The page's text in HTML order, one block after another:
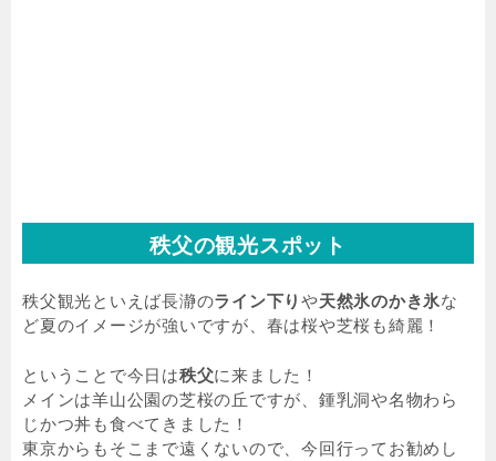
秩父の観光スポット
秩父観光といえば長瀞のライン下り や天然氷のかき氷な
ど夏のイメージが強いですが、春は桜や芝桜も綺麗！
ということで今日は秩父に来ました！
メインは羊山公園の芝桜の丘ですが、鍾乳洞や名物わら
じかつ丼も食べてきました！
東京からもそこまで遠くないので、今回行ってお勧めし